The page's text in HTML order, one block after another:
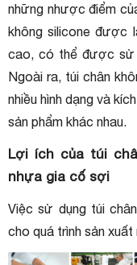
những nhược điểm
không silicone được
cao, có thể được sử
Ngoài ra, túi chân
nhiều hình dạng và
sản phẩm khác nhau.
Lợi ích của túi
nhựa gia cố sợi
Việc sử dụng túi
cho quá trình sản